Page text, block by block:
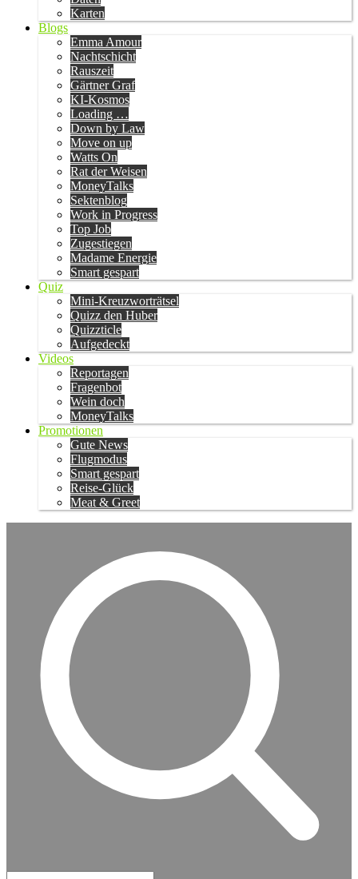
Karten
Blogs
Emma Amour
Nachtschicht
Rauszeit
Gärtner Graf
KI-Kosmos
Loading …
Down by Law
Move on up
Watts On
Rat der Weisen
MoneyTalks
Sektenblog
Work in Progress
Top Job
Zugestiegen
Madame Energie
Smart gespart
Quiz
Mini-Kreuzworträtsel
Quizz den Huber
Quizzticle
Aufgedeckt
Videos
Reportagen
Fragenbot
Wein doch
MoneyTalks
Promotionen
Gute News
Flugmodus
Smart gespart
Reise-Glück
Meat & Greet